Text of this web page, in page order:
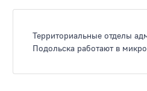
Территориальные отделы
Подольска работают в